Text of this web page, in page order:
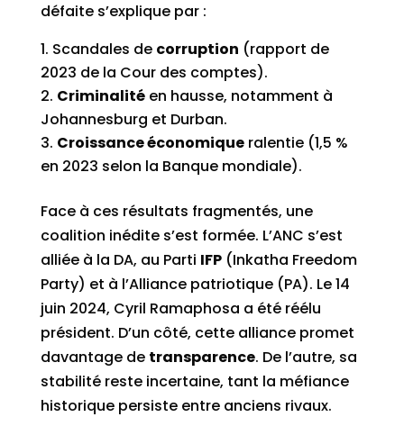
défaite s’explique par :
Scandales de corruption (rapport de
2023 de la Cour des comptes).
Criminalitéen hausse, notamment à
Johannesburg et Durban.
Croissance économiqueralentie (1,5 %
en 2023 selon la Banque mondiale).
Face à ces résultats fragmentés, une
coalition inédite s’est formée. L’ANC s’est
alliée à la DA, au Parti IFP(Inkatha Freedom
Party) et à l’Alliance patriotique (PA). Le 14
juin 2024, Cyril Ramaphosa a été réélu
président. D’un côté, cette alliance promet
davantage de transparence. De l’autre, sa
stabilité reste incertaine, tant la méfiance
historique persiste entre anciens rivaux.